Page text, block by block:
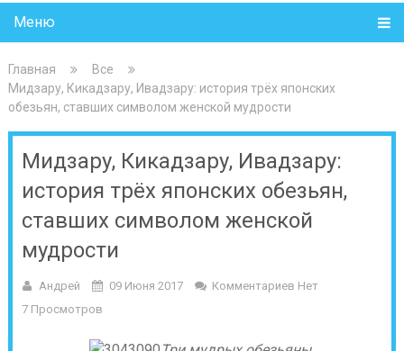
Меню
Главная
Все
Мидзару, Кикадзару, Ивадзару: история трёх японских
обезьян, ставших символом женской мудрости
Мидзару, Кикадзару, Ивадзару:
история трёх японских обезьян,
ставших символом женской
мудрости
Андрей 09 Июня 2017
Комментариев Нет
7 Просмотров